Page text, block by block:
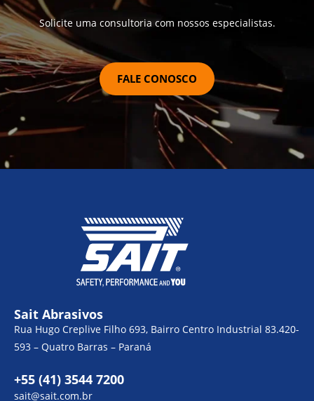
Solicite uma consultoria com nossos especialistas.
FALE CONOSCO
Sait Abrasivos
Rua Hugo Creplive Filho 693, Bairro Centro Industrial 83.420-
593 – Quatro Barras – Paraná
+55 (41) 3544 7200
sait@sait.com.br